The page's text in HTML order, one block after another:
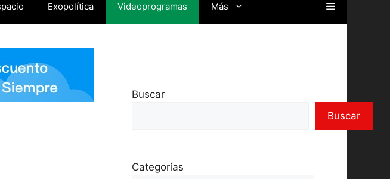
Exopolítica Videoprogramas Más
Buscar
Buscar
Categorías